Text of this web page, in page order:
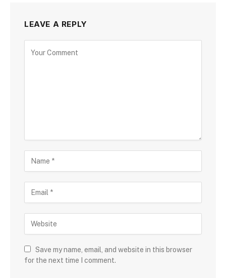
LEAVE A REPLY
Save my name, email, and website in this browser
for the next time I comment.